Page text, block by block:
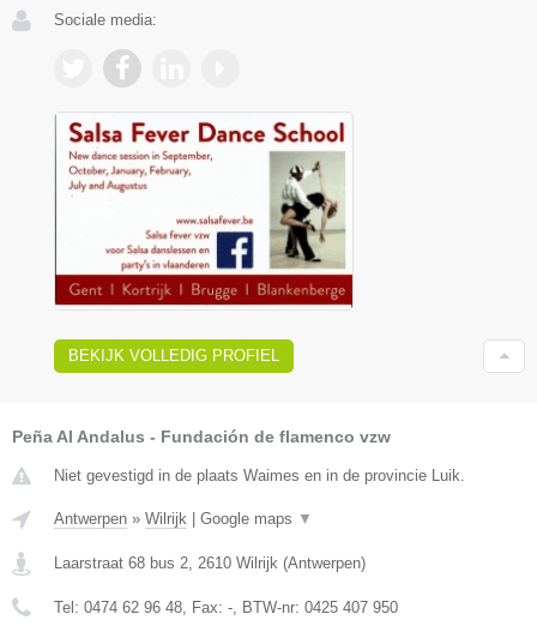
Sociale media:
BEKIJK VOLLEDIG PROFIEL
Peña Al Andalus - Fundación de flamenco vzw
Niet gevestigd in de plaats Waimes en in de provincie Luik.
Antwerpen » Wilrijk | Google maps ▼
Laarstraat 68 bus 2 2610 Wilrijk (Antwerpen)
Tel: 0474 62 96 48 , Fax: - , BTW-nr: 0425 407 950